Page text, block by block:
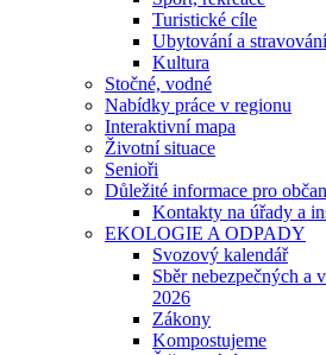
Turistické cíle
Ubytování a stravování
Kultura
Stočné, vodné
Nabídky práce v regionu
Interaktivní mapa
Životní situace
Senioři
Důležité informace pro
Kontakty na úřady a
EKOLOGIE A ODPADY
Svozový kalendář
Sběr nebezpečných a
2026
Zákony
Kompostujeme